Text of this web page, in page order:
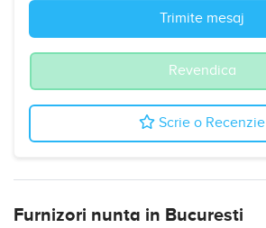
Trimite mesaj
Revendica
Scrie o Recenzie
Furnizori nunta in Bucuresti